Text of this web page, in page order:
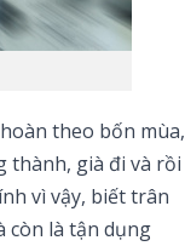
theo bốn mùa,
thành, già đi và rồi
vì vậy, biết trân
còn là tận dụng